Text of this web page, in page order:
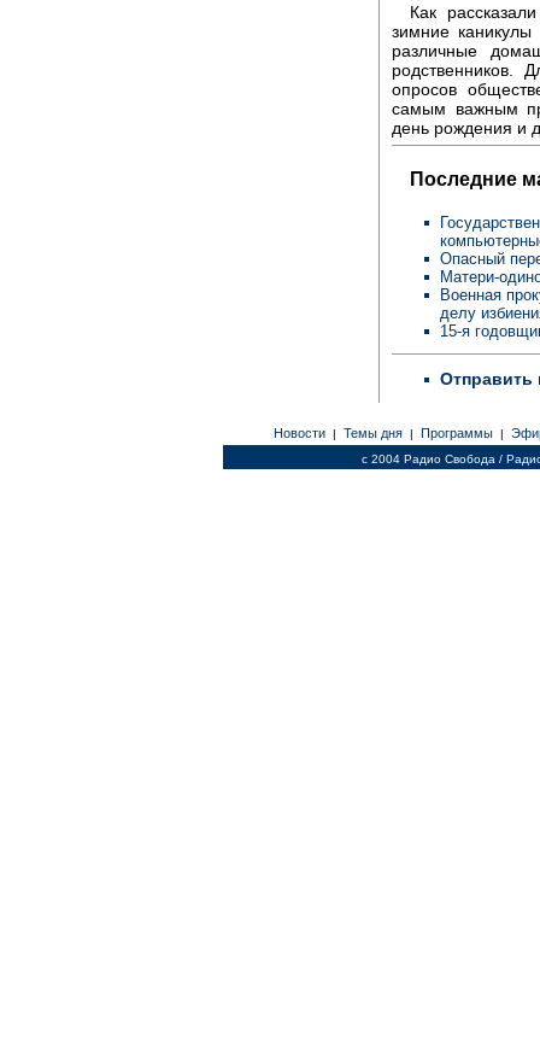
Как
зимние
различные
родственников.
опросов
самым важным
день рождения и
Последние
Опасный
Матери-
Военная
делу
15-я
Отправить
Новости | Темы дня | Программы |
c 2004 Радио Свобода /